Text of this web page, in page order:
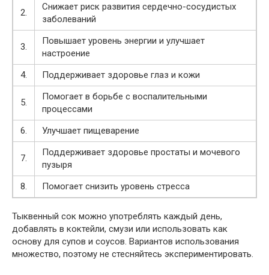
2.
Снижает риск развития сердечно-сосудистых
заболеваний
3.
Повышает уровень энергии и улучшает
настроение
4.
Поддерживает здоровье глаз и кожи
5.
Помогает в борьбе с воспалительными
процессами
6.
Улучшает пищеварение
7.
Поддерживает здоровье простаты и мочевого
пузыря
8.
Помогает снизить уровень стресса
Тыквенный сок можно употреблять каждый день,
добавлять в коктейли, смузи или использовать как
основу для супов и соусов. Вариантов использования
множество, поэтому не стесняйтесь экспериментировать.